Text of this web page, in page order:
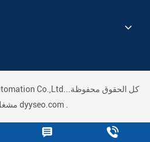
dyyseo.com